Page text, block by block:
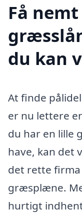
Få
du kan
At finde
er nu lettere
du har en lille
have, kan det
det rette
græsplæne.
hurtigt